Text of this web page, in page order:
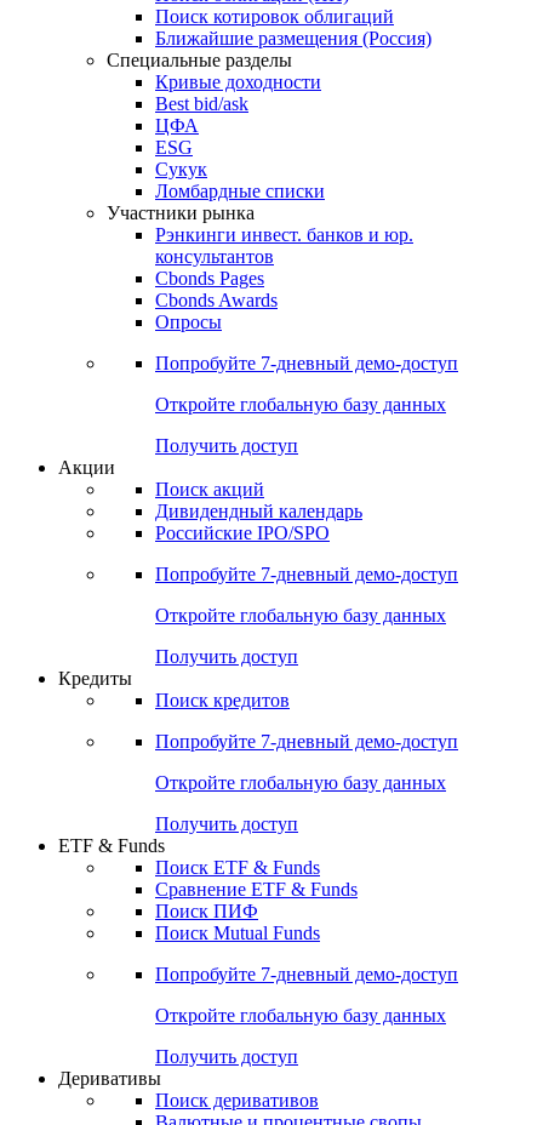
Облигации
Поиски
Поиск облигаций & Карты рынка
Поиск облигаций (ИИ)
Поиск котировок облигаций
Ближайшие размещения (Россия)
Специальные разделы
Кривые доходности
Best bid/ask
ЦФА
ESG
Сукук
Ломбардные списки
Участники рынка
Рэнкинги инвест. банков и юр.
Cbonds Pages
Опросы
Попробуйте7-дневный
Откройте глобальную базу данных
Получить доступ
Поиск акций
Российские IPO/SPO
Попробуйте7-дневный
Откройте глобальную базу данных
Получить доступ
Поиск кредитов
Попробуйте7-дневный
Откройте глобальную базу данных
Получить доступ
ETF & Funds
Сравнение ETF & Funds
Поиск Mutual Funds
Попробуйте7-дневный
Откройте глобальную базу данных